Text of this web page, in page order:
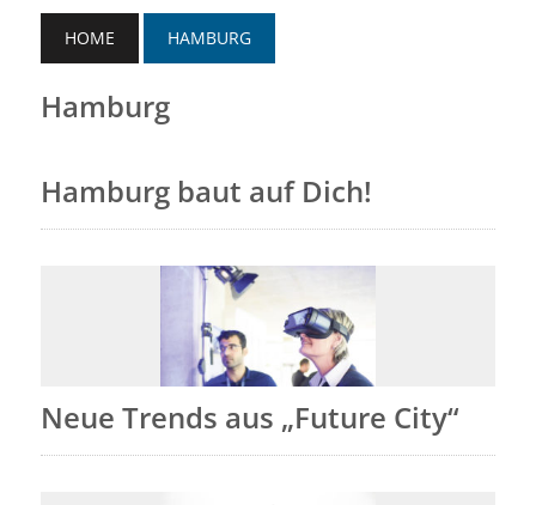
HOME HAMBURG
Hamburg
Hamburg baut auf Dich!
Neue Trends aus „Future City“